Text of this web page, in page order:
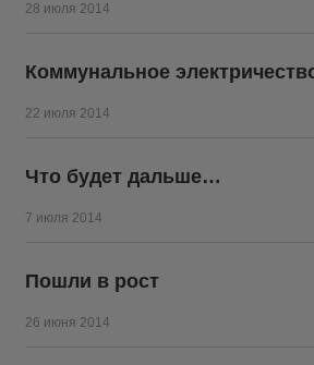
28 июля 2014
Коммунальное
22 июля 2014
Что будет дальше…
7 июля 2014
Пошли в рост
26 июня 2014